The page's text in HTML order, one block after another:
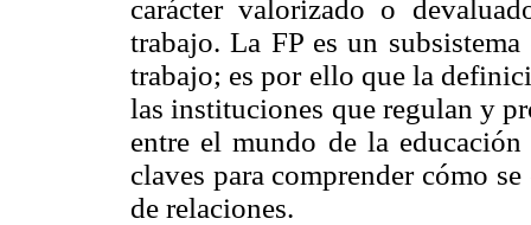
carácter valorizado o
trabajo. La FP es un
trabajo; es por ello que la
las instituciones que regulan y
entre el mundo de la
claves para comprender cómo
de relaciones.